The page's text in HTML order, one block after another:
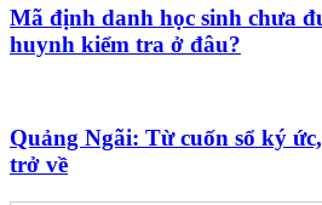
Mã định danh học sinh chưa
huynh kiểm tra ở đâu?
Quảng Ngãi: Từ cuốn sổ ký
trở về